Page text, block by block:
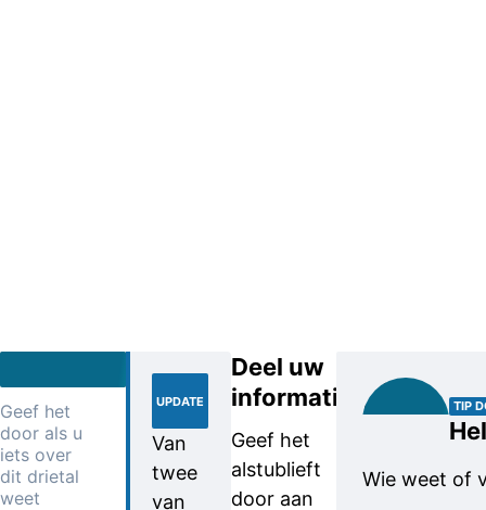
Geef het
door als u
iets over
dit drietal
weet
UPDATE
Van
twee
van
Deel uw
informatie
Geef het
alstublieft
door aan
TIP
Wie weet of